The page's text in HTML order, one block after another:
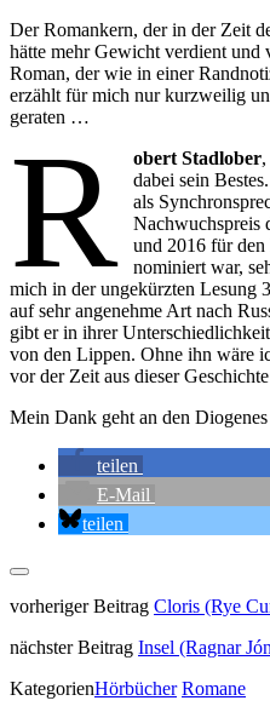
Der Romankern, der in der Zeit
hätte mehr Gewicht verdient und
Roman, der wie in einer
erzählt für mich nur kurzweilig
geraten …
R obert Stadlober
dabei sein
als
Nachwuchspreis
und 2016 für
nominiert war,
mich in der ungekürzten Lesung
auf sehr angenehme Art nach
gibt er in ihrer
von den Lippen. Ohne ihn wäre
vor der Zeit aus dieser
Mein Dank geht an den
teilen
E-Mail
teilen
vorheriger Beitrag Cloris (Rye
nächster Beitrag Insel (Ragnar
KategorienHörbücher Romane